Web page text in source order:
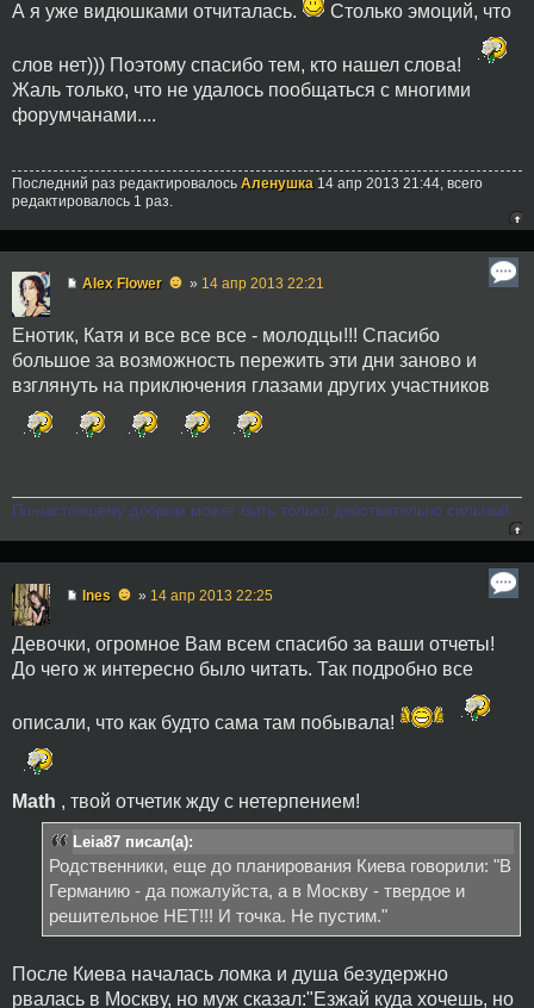
А я уже видюшками отчиталась. Столько эмоций, что
слов нет))) Поэтому спасибо тем, кто нашел слова!
Жаль только, что не удалось пообщаться с многими
форумчанами....
Последний раз редактировалось Аленушка 14 апр 2013 21:44, всего
редактировалось 1 раз.
Alex Flower ☻ » 14 апр 2013 22:21
Енотик, Катя и все все все - молодцы!!! Спасибо
большое за возможность пережить эти дни заново и
взглянуть на приключения глазами других участников
По-настоящему добрым может быть только действительно сильный.
Ines ☻ » 14 апр 2013 22:25
Девочки, огромное Вам всем спасибо за ваши отчеты!
До чего ж интересно было читать. Так подробно все
описали, что как будто сама там побывала!
Math , твой отчетик жду с нетерпением!
Leia87 писал(а):
Родственники, еще до планирования Киева говорили: "В
Германию - да пожалуйста, а в Москву - твердое и
решительное НЕТ!!! И точка. Не пустим."
После Киева началась ломка и душа безудержно
рвалась в Москву, но муж сказал:"Езжай куда хочешь, но